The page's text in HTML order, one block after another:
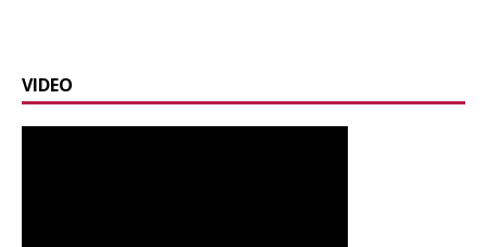
VIDEO